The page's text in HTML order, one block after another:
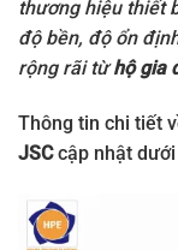
thương hiệu thiết
độ bền, độ ổn
rộng rãi từhộ gia
Thông tin chi tiết
JSCcập nhật dưới